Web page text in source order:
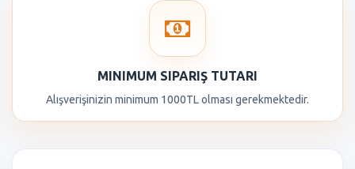
MINIMUM SIPARIŞ TUTARI
Alışverişinizin minimum 1000TL olması gerekmektedir.